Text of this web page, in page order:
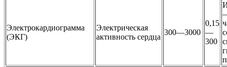
Электрокардиограмма
(ЭКГ)
Электрическая
активность сердца
300—3000
0,15
—
300